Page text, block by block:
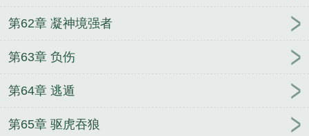
第62章 凝神境强者
第63章 负伤
第64章 逃遁
第65章 驱虎吞狼